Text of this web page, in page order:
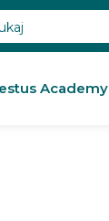
Academy